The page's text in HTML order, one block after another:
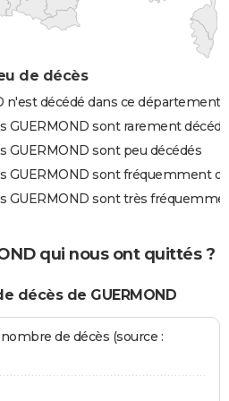
de décès
n'est décédé dans ce département
GUERMOND sont rarement
GUERMOND sont peu décédés
GUERMOND sont fréquemment
GUERMOND sont très
qui nous ont quittés ?
décès de GUERMOND
de décès (source :